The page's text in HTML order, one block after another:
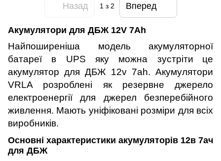
Назад 1з 2 Вперед
Акумулятори для ДБЖ 12V 7Ah
Найпоширеніша модель акумуляторної
батареї в UPS яку можна зустріти
це
акумулятор для ДБЖ 12v 7ah. Акумулятори
VRLA розроблені як резервне джерело
електроенергії для джерел безперебійного
живлення. Мають уніфіковані розміри для всіх
виробників.
Основні характеристики акумуляторів 12в 7ач
для ДБЖ